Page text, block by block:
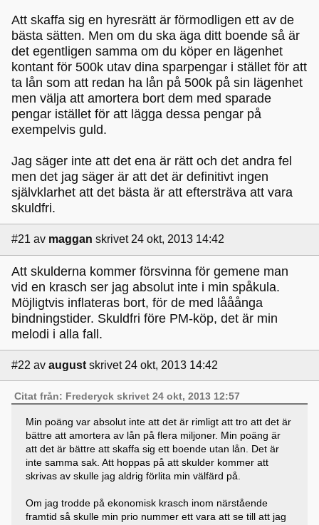
Att skaffa sig en hyresrätt är förmodligen ett av de
bästa sätten. Men om du ska äga ditt boende så är
det egentligen samma om du köper en lägenhet
kontant för 500k utav dina sparpengar i stället för att
ta lån som att redan ha lån på 500k på sin lägenhet
men välja att amortera bort dem med sparade
pengar istället för att lägga dessa pengar på
exempelvis guld.
Jag säger inte att det ena är rätt och det andra fel
men det jag säger är att det är definitivt ingen
självklarhet att det bästa är att eftersträva att vara
skuldfri.
#21 av maggan skrivet 24 okt, 2013 14:42
Att skulderna kommer försvinna för gemene man
vid en krasch ser jag absolut inte i min spåkula.
Möjligtvis inflateras bort, för de med lååånga
bindningstider. Skuldfri före PM-köp, det är min
melodi i alla fall.
#22 av august skrivet 24 okt, 2013 14:42
Citat från: Frederyck skrivet 24 okt, 2013 12:57
Min poäng var absolut inte att det är rimligt att tro att det är
bättre att amortera av lån på flera miljoner. Min poäng är
att det är bättre att skaffa sig ett boende utan lån. Det är
inte samma sak. Att hoppas på att skulder kommer att
skrivas av skulle jag aldrig förlita min välfärd på.
Om jag trodde på ekonomisk krasch inom närstående
framtid så skulle min prio nummer ett vara att se till att jag